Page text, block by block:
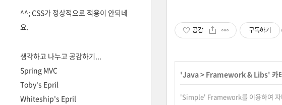
^^; CSS가 정상적으로 적용이 안되네
요.
생각하고 나누고 공감하기...
Spring MVC
Toby's Epril
Whiteship's Epril
공감 구독하기
'Java> Framework & Libs' 카
'Simple' Framework를 이용하여 자